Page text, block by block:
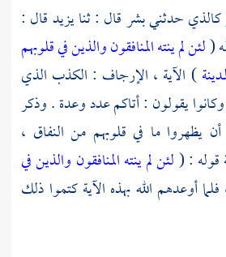
كالذي حدثنيبشرقال : ثنايزيدقال :
(لئن لم ينته المنافقون والذين في قلوبهم
) الآية ، الإرجاف : الكذب الذي
يقولون : أتاكم عدد وعدة . وذكر
أن يظهروا ما في قلوبهم من النفاق ،
قوله : (لئن لم ينته المنافقون والذين في
أوعدهم الله بهذه الآية كتموا ذلك